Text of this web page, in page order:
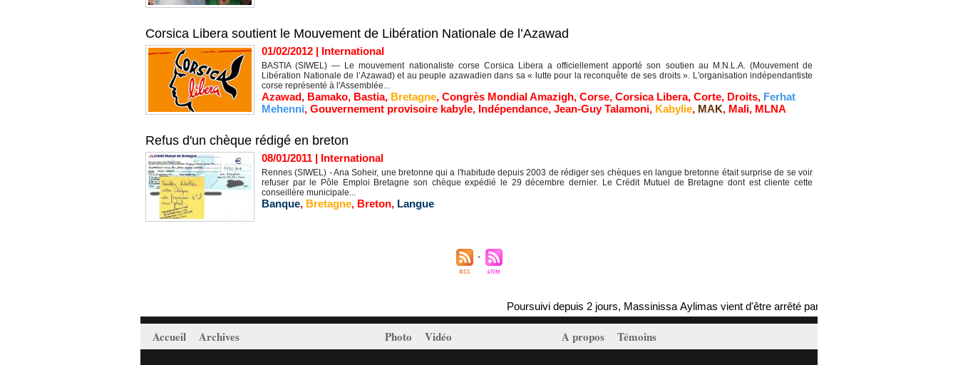
Corsica Libera soutient le Mouvement de Libération Nationale de l’Azawad
01/02/2012 | International
BASTIA (SIWEL) — Le mouvement nationaliste corse Corsica Libera a officiellement apporté son soutien au M.N.L.A. (Mouvement de
Libération Nationale de l’Azawad) et au peuple azawadien dans sa « lutte pour la reconquête de ses droits ». L'organisation indépendantiste
corse représenté à l'Assemblée...
Azawad, Bamako, Bastia, Bretagne, Congrès Mondial Amazigh, Corse, Corsica Libera, Corte, Droits, Ferhat
Mehenni, Gouvernement provisoire kabyle, Indépendance, Jean-Guy Talamoni, Kabylie, MAK, Mali, MLNA
Refus d'un chèque rédigé en breton
08/01/2011 | International
Rennes (SIWEL) - Ana Soheir, une bretonne qui a l'habitude depuis 2003 de rédiger ses chèques en langue bretonne était surprise de se voir
refuser par le Pôle Emploi Bretagne son chèque expédié le 29 décembre dernier. Le Crédit Mutuel de Bretagne dont est cliente cette
conseillère municipale...
Banque, Bretagne, Breton, Langue
Poursuivi depuis 2 jours, Massinissa Aylimas vient d'être arrêté par les autorités coloniales (mis à
Accueil Archives Photo Vidéo A propos Témoins